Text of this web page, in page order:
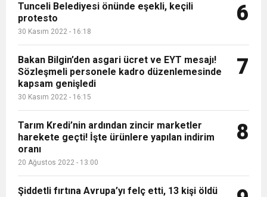
Tunceli Belediyesi önünde eşekli, keçili
protesto
30 Kasım 2022 - 16:18
6
Bakan Bilgin’den asgari ücret ve EYT mesajı!
Sözleşmeli personele kadro düzenlemesinde
kapsam genişledi
30 Kasım 2022 - 16:15
7
Tarım Kredi’nin ardından zincir marketler
harekete geçti! İşte ürünlere yapılan indirim
oranı
20 Ağustos 2022 - 13:00
8
Şiddetli fırtına Avrupa’yı felç etti, 13 kişi öldü